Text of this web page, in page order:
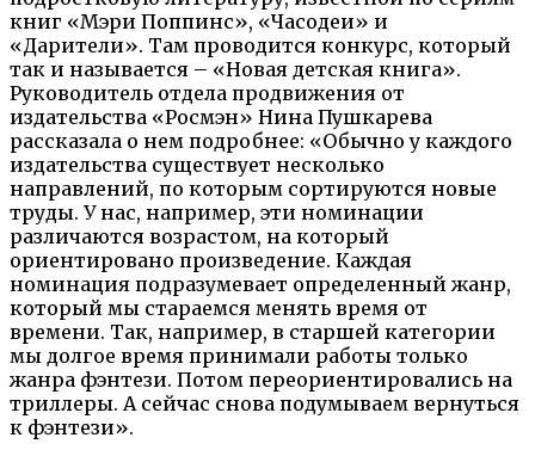
книг «Мэри Поппинс», «Часодеи» и
«Дарители». Там проводится конкурс, который
так и называется – «Новая детская книга».
Руководитель отдела продвижения от
издательства «Росмэн» Нина Пушкарева
рассказала о нем подробнее: «Обычно у каждого
издательства существует несколько
направлений, по которым сортируются новые
труды. У нас, например, эти номинации
различаются возрастом, на который
ориентировано произведение. Каждая
номинация подразумевает определенный жанр,
который мы стараемся менять время от
времени. Так, например, в старшей категории
мы долгое время принимали работы только
жанра фэнтези. Потом переориентировались на
триллеры. А сейчас снова подумываем вернуться
к фэнтези».